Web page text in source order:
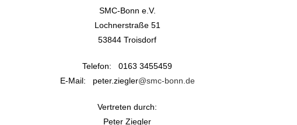
SMC-Bonn e.V.
Lochnerstraße 51
53844 Troisdorf
Telefon: 0163 3455459
E-Mail: peter.ziegler@smc-bonn.de
Vertreten durch:
Peter Ziegler